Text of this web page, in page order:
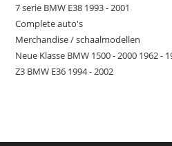
7 serie BMW E38 1993 - 2001
Complete auto's
Merchandise / schaalmodellen
Neue Klasse BMW 1500 - 2000 1962 -
Z3 BMW E36 1994 - 2002